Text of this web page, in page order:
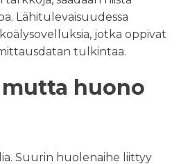
Lähitulevaisuudessa
jotka oppivat
tulkintaa.
huono
Suurin huolenaihe liittyy